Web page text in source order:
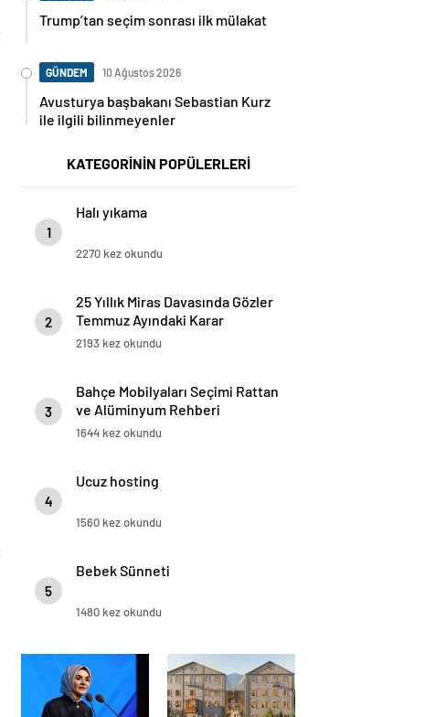
Trump’tan seçim sonrası ilk mülakat
GÜNDEM 10 Ağustos 2026
Avusturya başbakanı Sebastian Kurz
ile ilgili bilinmeyenler
KATEGORİNİN POPÜLERLERİ
1
Halı yıkama
2270 kez okundu
2
25 Yıllık Miras Davasında Gözler
Temmuz Ayındaki Karar
Duruşmasına Çevrildi
2193 kez okundu
3
Bahçe Mobilyaları Seçimi Rattan
ve Alüminyum Rehberi
1644 kez okundu
4
Ucuz hosting
1560 kez okundu
5
Bebek Sünneti
1480 kez okundu